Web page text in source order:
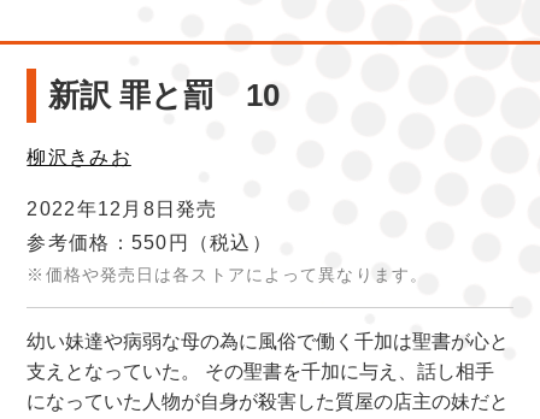
新訳 罪と罰 10
柳沢きみお
2022年12月8日発売
参考価格：550円
（税込）
※価格や発売日は各ストアによって異なります。
幼い妹達や病弱な母の為に風俗で働く千加は聖書が心と
支えとなっていた。 その聖書を千加に与え、話し相手
になっていた人物が自身が殺害した質屋の店主の妹だと